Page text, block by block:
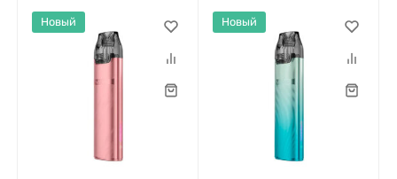
Новый Новый